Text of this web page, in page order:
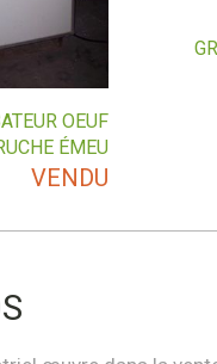
OEUF
ÉMEU
VENDU